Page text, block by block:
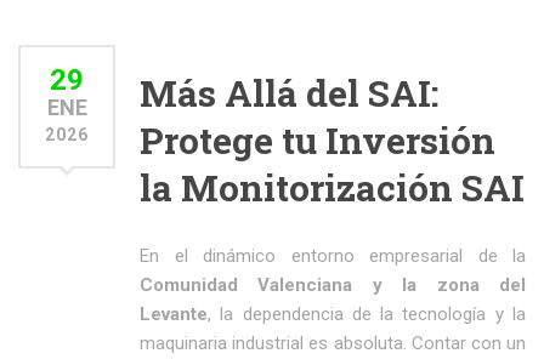
29
ENE
2026
Más Allá del SAI:
Protege tu Inversión
la Monitorización SAI
En el dinámico entorno empresarial de la
Comunidad Valenciana y la zona del
Levante, la dependencia de la tecnología y la
maquinaria industrial es absoluta. Contar con un